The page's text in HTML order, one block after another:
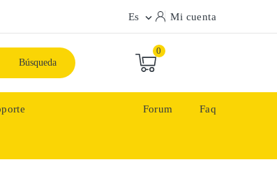
Es  Mi cuenta
Búsqueda
0
Forum Faq